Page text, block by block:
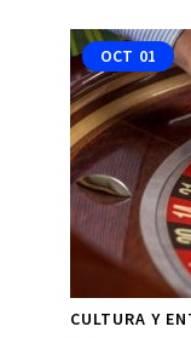
OCT 01
CULTURA Y